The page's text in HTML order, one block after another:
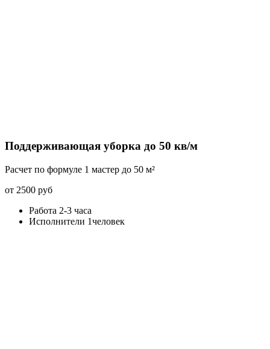
Поддерживающая уборка до 50 кв/м
Расчет по формуле 1 мастер до 50 м²
от 2500 руб
Работа 2-3 часа
Исполнители 1человек